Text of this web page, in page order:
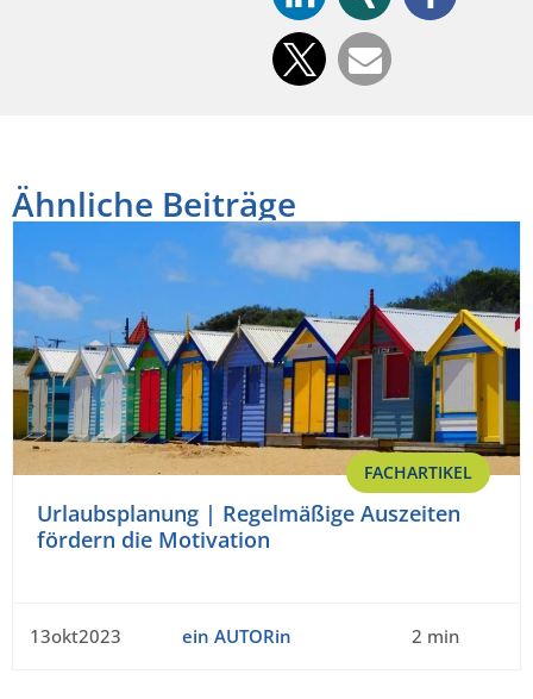
Ähnliche Beiträge
FACHARTIKEL
Urlaubsplanung | Regelmäßige Auszeiten
fördern die Motivation
13okt2023 ein AUTORin 2 min